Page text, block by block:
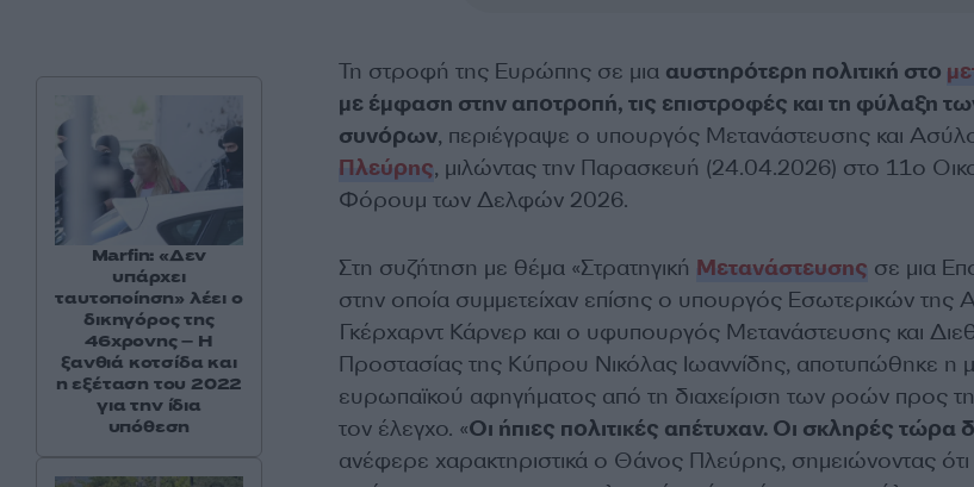
Τη στροφή της Ευρώπης σε μια αυστηρότερη πολιτική στο
με έμφαση στην αποτροπή, τις επιστροφές και τη φύλαξη
συνόρων, περιέγραψε ο υπουργός Μετανάστευσης και
Πλεύρης, μιλώντας την Παρασκευή (24.04.2026) στο 11ο
Φόρουμ των Δελφών 2026.
Στη συζήτηση με θέμα «Στρατηγική Μετανάστευσης σε μια
στην οποία συμμετείχαν επίσης ο υπουργός Εσωτερικών της
Γκέρχαρντ Κάρνερ και ο υφυπουργός Μετανάστευσης και
Προστασίας της Κύπρου Νικόλας Ιωαννίδης, αποτυπώθηκε η
ευρωπαϊκού αφηγήματος από τη διαχείριση των ροών προς
τον έλεγχο. «Οι ήπιες πολιτικές απέτυχαν. Οι σκληρές τώρα
ανέφερε χαρακτηριστικά ο Θάνος Πλεύρης, σημειώνοντας
Marfin: «Δεν
υπάρχει
ταυτοποίηση» λέει ο
δικηγόρος της
46χρονης – Η
ξανθιά κοτσίδα και
η εξέταση του 2022
για την ίδια
υπόθεση